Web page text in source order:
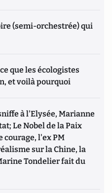
(semi-orchestrée) qui
que les écologistes
et voilà pourquoi
à l'Elysée, Marianne
Le Nobel de la Paix
courage, l'ex PM
sur la Chine, la
Tondelier fait du